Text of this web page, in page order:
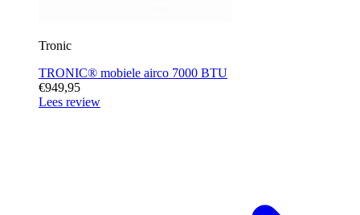
Tronic
TRONIC® mobiele airco 7000 BTU
€949,95
Lees review